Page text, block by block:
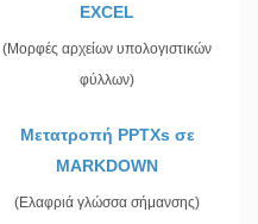
EXCEL
(Μορφές αρχείων υπολογιστικών
φύλλων)
Μετατροπή PPTXs σε
MARKDOWN
(Ελαφριά γλώσσα σήμανσης)